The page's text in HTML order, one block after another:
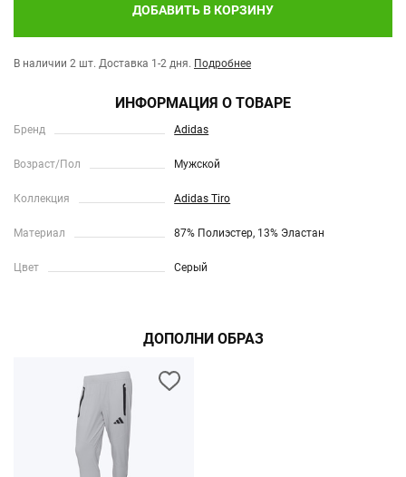
ДОБАВИТЬ В КОРЗИНУ
В наличии 2 шт. Доставка 1-2 дня. Подробнее
ИНФОРМАЦИЯ О ТОВАРЕ
Бренд Adidas
Возраст/Пол Мужской
Коллекция Adidas Tiro
Материал 87% Полиэстер, 13% Эластан
Цвет Серый
ДОПОЛНИ ОБРАЗ